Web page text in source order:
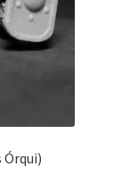
Órqui)